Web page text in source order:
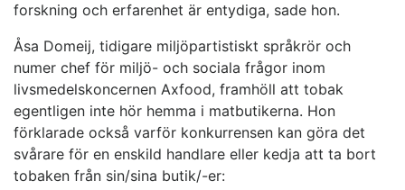
forskning och erfarenhet är entydiga, sade hon.
Åsa Domeij, tidigare miljöpartistiskt språkrör och
numer chef för miljö- och sociala frågor inom
livsmedelskoncernen Axfood, framhöll att tobak
egentligen inte hör hemma i matbutikerna. Hon
förklarade också varför konkurrensen kan göra det
svårare för en enskild handlare eller kedja att ta bort
tobaken från sin/sina butik/-er: